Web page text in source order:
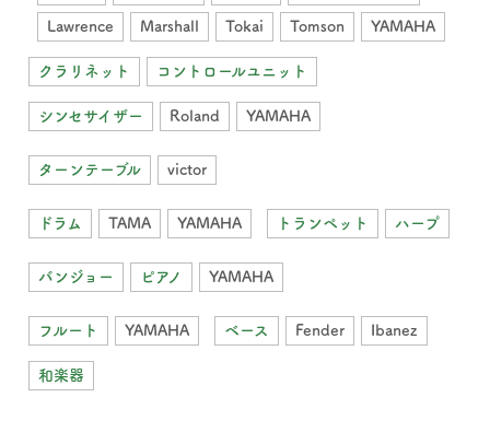
Lawrence Marshall Tokai Tomson YAMAHA
クラリネット コントロールユニット
シンセサイザー Roland YAMAHA
ターンテーブル victor
ドラム TAMA YAMAHA トランペット ハープ
バンジョー ピアノ YAMAHA
フルート YAMAHA ベース Fender Ibanez
和楽器